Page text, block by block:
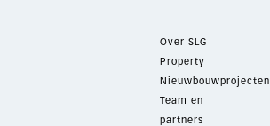
Over SLG
Property
Nieuwbouwprojecten
Team en
partners